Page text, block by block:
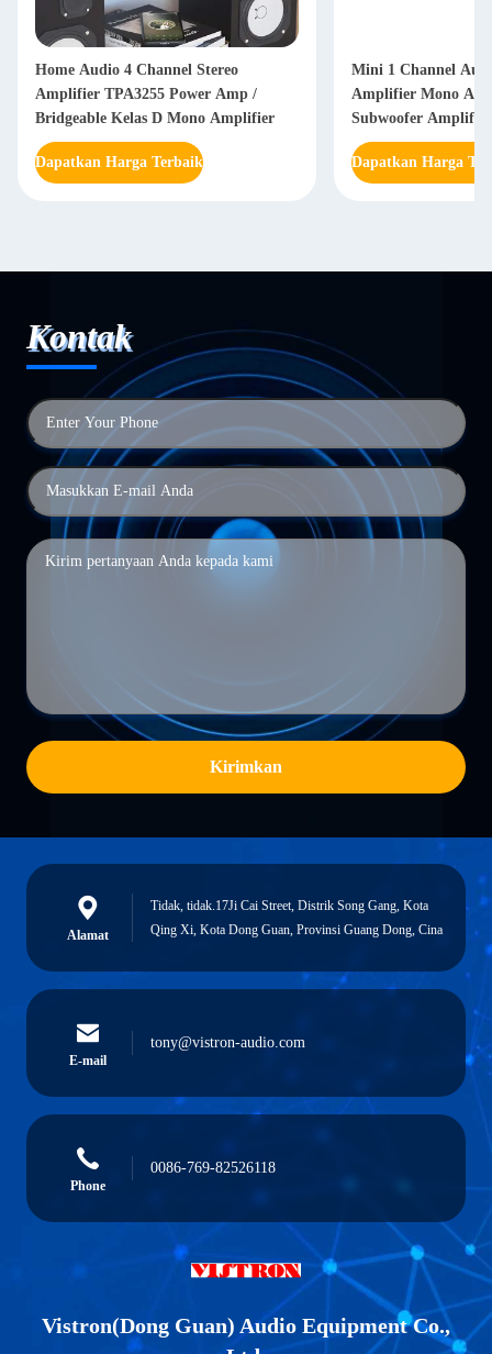
Home Audio 4 Channel Stereo
Amplifier TPA3255 Power Amp /
Bridgeable Kelas D Mono Amplifier
Dapatkan Harga Terbaik
Mini 1 Channel
Amplifier Mono
Subwoofer Amplifier
Dapatkan Harga
Kontak
Kirimkan
Alamat
Tidak, tidak.17Ji Cai Street, Distrik Song Gang, Kota
Qing Xi, Kota Dong Guan, Provinsi Guang Dong, Cina
E-mail
tony@vistron-audio.com
Phone
0086-769-82526118
Vistron(Dong Guan) Audio Equipment Co.,